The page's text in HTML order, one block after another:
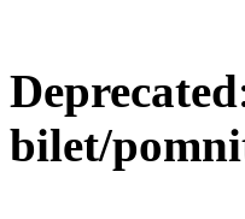
Deprecated
bilet/